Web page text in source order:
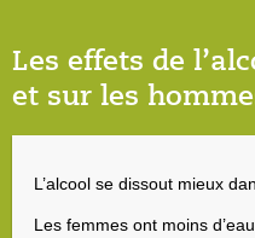
Les effets de
et sur les
L’alcool se dissout mieux
Les femmes ont moins